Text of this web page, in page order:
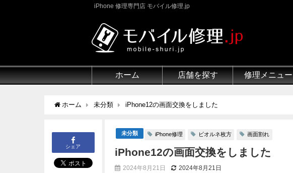
iPhone 修理専門店 モバイル修理.jp
ホーム 店舗を探す 修理メニュー
ホーム 未分類 iPhone12の画面交換をしました
シェア
未分類 iPhone修理 ビオルネ枚方 画面割れ
iPhone12の画面交換をしました
2024年8月21日 2024年8月21日